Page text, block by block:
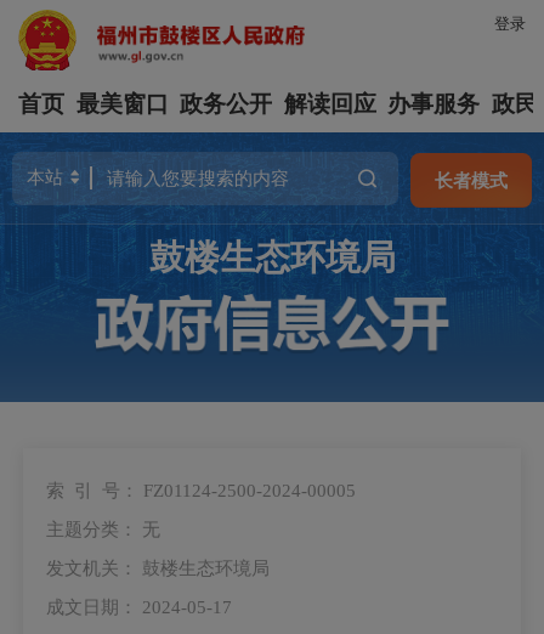
登录
首页 最美窗口 政务公开 解读回应 办事服务 政民
长者模式
鼓楼生态环境局
索 引 号： FZ01124-2500-2024-00005
主题分类： 无
发文机关： 鼓楼生态环境局
成文日期： 2024-05-17